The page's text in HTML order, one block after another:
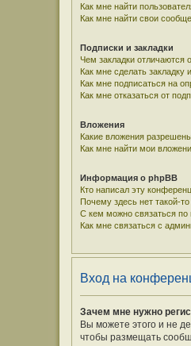
Как мне найти
Как мне найти свои
Подписки и закладки
Чем закладки отличаются
Как мне сделать закладку
Как мне подписаться на
Как мне отказаться от
Вложения
Какие вложения
Как мне найти мои
Информация о phpBB
Кто написал эту
Почему здесь нет такой-
С кем можно связаться по
Как мне связаться с
Вход на
Зачем мне нужно
Вы можете этого и не
чтобы размещать